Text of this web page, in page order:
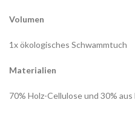
Volumen
1x ökologisches Schwammtuch
Materialien
70% Holz-Cellulose und 30%